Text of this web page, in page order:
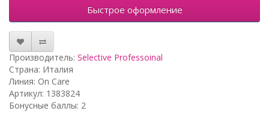
Быстрое оформление
Производитель: Selective Professoinal
Страна: Италия
Линия: On Care
Артикул: 1383824
Бонусные баллы: 2